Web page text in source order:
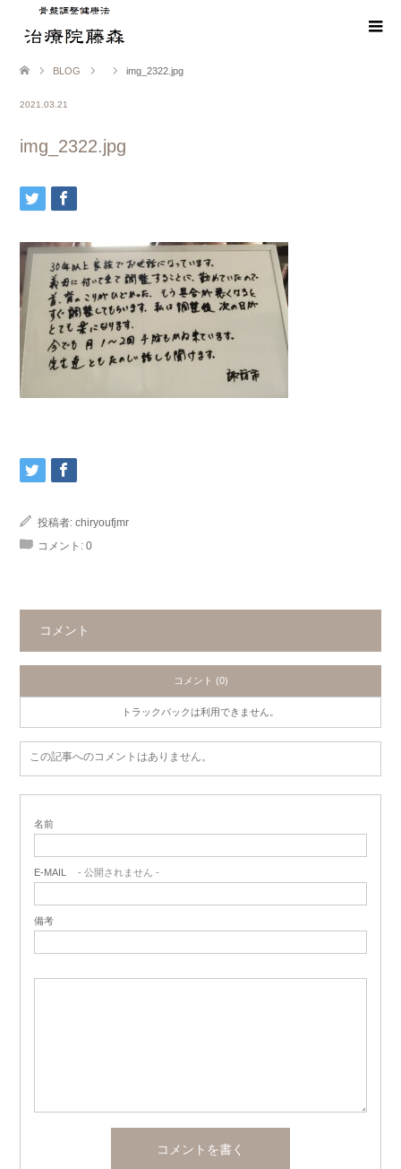
BLOG img_2322.jpg
2021.03.21
img_2322.jpg
投稿者: chiryoufjmr
コメント: 0
コメント
コメント (0)
トラックバックは利用できません。
この記事へのコメントはありません。
名前
E-MAIL - 公開されません -
備考